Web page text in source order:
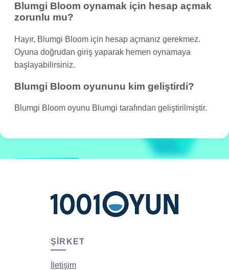
Blumgi Bloom oynamak için hesap açmak
zorunlu mu?
Hayır, Blumgi Bloom için hesap açmanız gerekmez.
Oyuna doğrudan giriş yaparak hemen oynamaya
başlayabilirsiniz.
Blumgi Bloom oyununu kim geliştirdi?
Blumgi Bloom oyunu Blumgi tarafından geliştirilmiştir.
ŞIRKET
İletişim